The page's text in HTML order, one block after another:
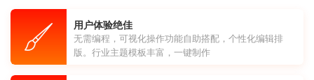
用户体验绝佳
无需编程，可视化操作功能自助搭配，个性化编辑排
版。行业主题模板丰富，一键制作